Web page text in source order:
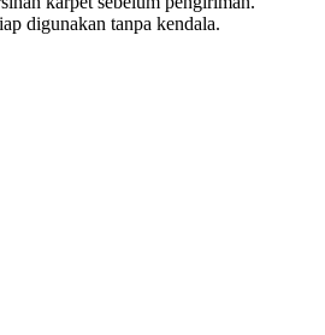
digunakan tanpa kendala.